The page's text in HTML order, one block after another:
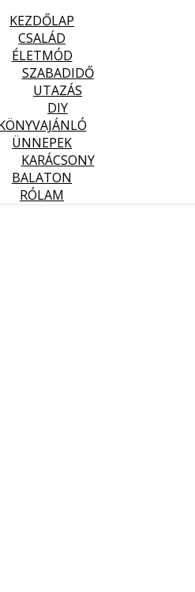
KEZDŐLAP
CSALÁD
ÉLETMÓD
SZABADIDŐ
UTAZÁS
DIY
ÜNNEPEK
KARÁCSONY
BALATON
RÓLAM